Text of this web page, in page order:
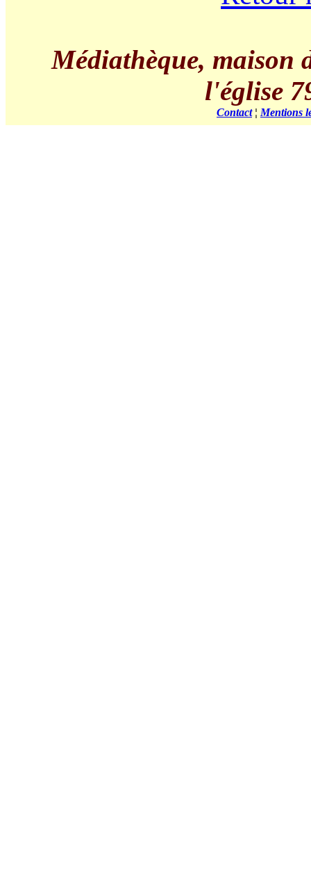
Médiathèque, maison
l'église
Contact¦ Mentions